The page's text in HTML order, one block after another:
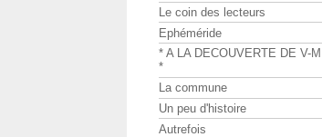
Le coin des lecteurs
Ephéméride
* A LA DECOUVERTE DE V-M
*
La commune
Un peu d'histoire
Autrefois